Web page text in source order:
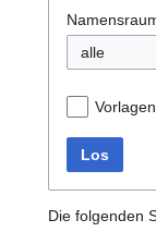
alle
Los
Die folgenden